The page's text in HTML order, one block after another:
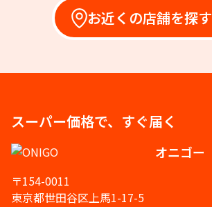
お近くの店舗を探す
スーパー価格で、すぐ届く
オニゴー
〒154-0011
東京都世田谷区上馬1-17-5